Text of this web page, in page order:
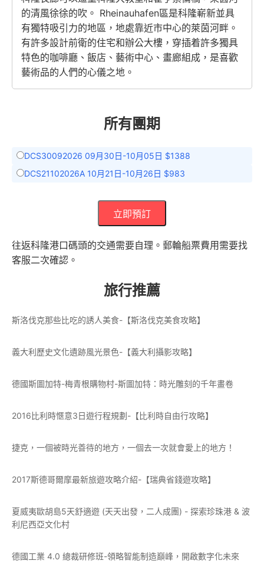
的清風徐徐的吹。 Rheinauhafen區是科隆嶄新並具
有獨特吸引力的地區，地處靠近市中心的萊茵河畔。
有許多設計前衛的住宅和辦公大樓，穿插着許多獨具
特色的咖啡廳、飯店、藝術中心、畫廊組成，是喜歡
藝術品的人們的心儀之地。
所有團期
DCS30092026 09月30日-10月05日 $1388
DCS21102026A 10月21日-10月26日 $983
立即預訂
往返科隆港口碼頭的交通需要自理。郵輪船票費用需要找
客服二次確認。
旅行推薦
斯洛伐克那些比吃的誘人美食-【斯洛伐克美食攻略】
義大利歷史文化遺跡風光景色-【義大利攝影攻略】
德國斯圖加特-梅青根購物村-斯圖加特：時光雕刻的千年畫卷
2016比利時愜意3日遊行程規劃-【比利時自由行攻略】
捷克，一個被時光善待的地方，一個去一次就會愛上的地方！
2017斯德哥爾摩最新旅遊攻略介紹-【瑞典省錢遊攻略】
夏威夷歐胡島5天舒適遊 (天天出發，二人成團) - 探索珍珠港 & 波
利尼西亞文化村
德國工業 4.0 總裁研修班-領略智能制造巔峰，開啟數字化未來